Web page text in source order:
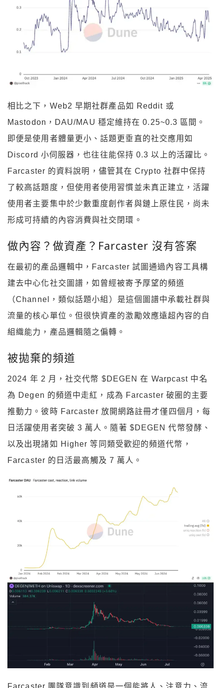
相比之下，Web2 早期社群產品如 Reddit 或
Mastodon，DAU/MAU 穩定維持在 0.25~0.3 區間。
即便是使用者體量更小、話題更垂直的社交應用如
Discord 小伺服器，也往往能保持 0.3 以上的活躍比。
Farcaster 的資料說明，儘管其在 Crypto 社群中保持
了較高話題度，但使用者使用習慣並未真正建立，活躍
使用者主要集中於少數重度創作者與鏈上原住民，尚未
形成可持續的內容消費與社交閉環。
做內容？做資產？Farcaster 沒有答案
在最初的產品邏輯中，Farcaster 試圖通過內容工具構
建去中心化社交圖譜，如曾經被寄予厚望的頻道
（Channel，類似話題小組）是這個圖譜中承載社群與
流量的核心單位。但很快資產的激勵效應遠超內容的自
組織能力，產品邏輯隨之偏轉。
被拋棄的頻道
2024 年 2 月，社交代幣 $DEGEN 在 Warpcast 中名
為 Degen 的頻道中走紅，成為 Farcaster 破圈的主要
推動力。彼時 Farcaster 放開網路註冊才僅四個月，每
日活躍使用者突破 3 萬人。隨著 $DEGEN 代幣發酵、
以及出現諸如 Higher 等同類受歡迎的頻道代幣，
Farcaster 的日活最高觸及 7 萬人。
Farcaster 團隊意識到頻道是一個能將人、注意力、流